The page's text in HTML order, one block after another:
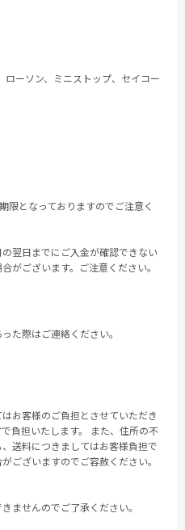
ローソン、ミニストップ、セイコー
限となっておりますのでご注意く
翌日までにご入金が確認できない
がございます。ご注意ください。
た際はご連絡ください。
お客様のご負担とさせていただき
負担いたします。 また、住所の不
送料につきましてはお客様負担で
ございますのでご容赦ください。
ませんのでご了承ください。